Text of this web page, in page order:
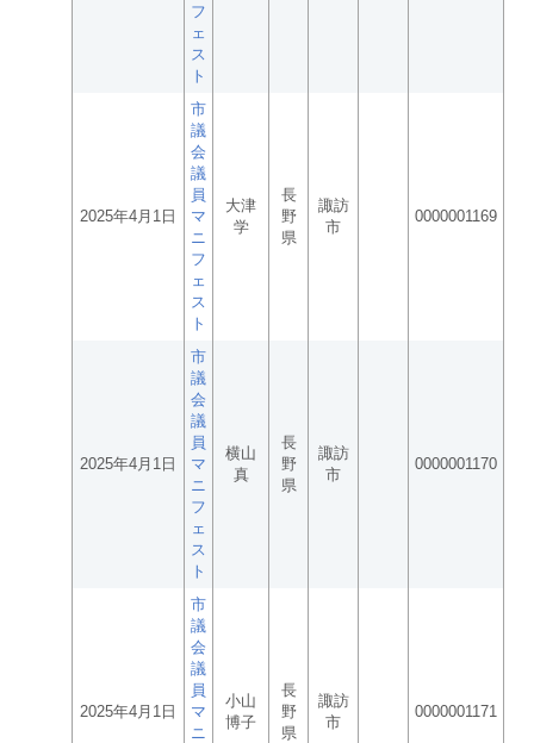
フ
ェ
ス
ト
2025年4月1日
市
議
会
議
員
マ
ニ
フ
ェ
ス
ト
大津
学
長
野
県
諏訪
市
0000001169
2025年4月1日
市
議
会
議
員
マ
ニ
フ
ェ
ス
ト
横山
真
長
野
県
諏訪
市
0000001170
2025年4月1日
市
議
会
議
員
マ
ニ
小山
博子
長
野
県
諏訪
市
0000001171